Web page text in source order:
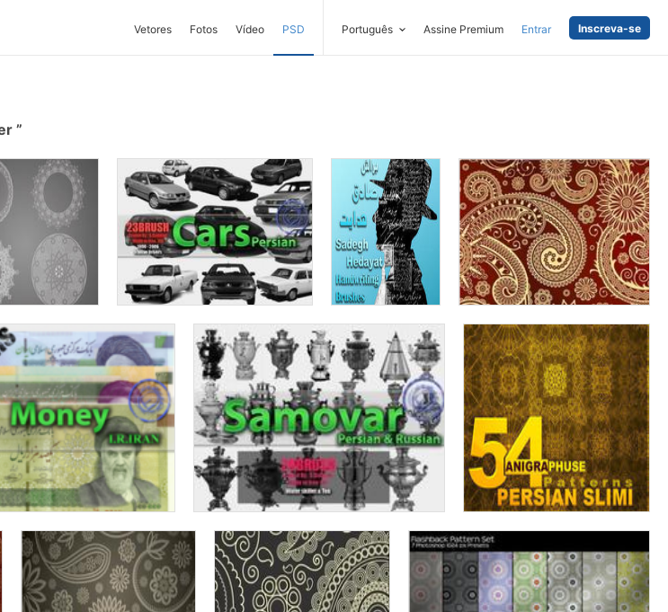
Vetores Fotos Vídeo PSD Português Assine Premium Entrar Inscreva-se